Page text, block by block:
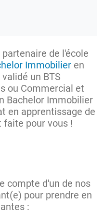
de l'école
Immobilier en
un BTS
ou Commercial et
Bachelor Immobilier
en apprentissage de
faite pour vous !
compte d'un de nos
pour prendre en
: